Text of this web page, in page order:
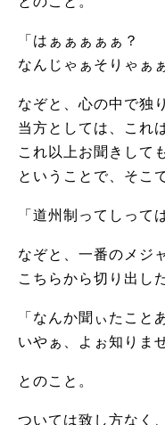
「はぁぁぁぁぁ？
なんじゃぁそりゃぁ
なぞと、心の中で独
当方としては、これ
これ以上お聞きして
ということで、そこ
「道州制ってしって
なぞと、一番のメジ
こちらから切り出し
「なんか聞ぃたこと
いやぁ、よぉ知りま
とのこと。
ついては致し方なく、